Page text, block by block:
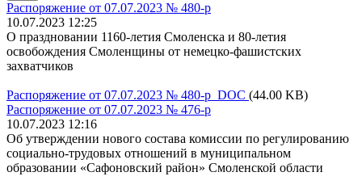
Распоряжение от 07.07.2023 № 480-р
10.07.2023 12:25
​О праздновании 1160-летия Смоленска и 80-летия
освобождения Смоленщины от немецко-фашистских
захватчиков
Распоряжение от 07.07.2023 № 480-р DOC (44.00 KB)
Распоряжение от 07.07.2023 № 476-р
10.07.2023 12:16
Об утверждении нового состава комиссии по регулированию
социально-трудовых отношений в муниципальном
образовании «Сафоновский район» Смоленской области